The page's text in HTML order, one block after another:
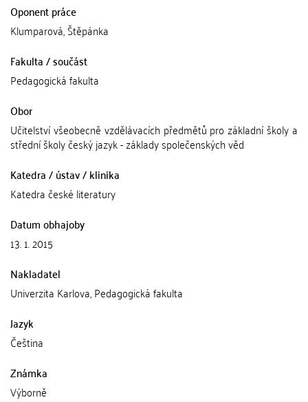
Oponent práce
Klumparová, Štěpánka
Fakulta / součást
Pedagogická fakulta
Obor
Učitelství všeobecně vzdělávacích předmětů pro základní školy a
střední školy český jazyk - základy společenských věd
Katedra / ústav / klinika
Katedra české literatury
Datum obhajoby
13. 1. 2015
Nakladatel
Univerzita Karlova, Pedagogická fakulta
Jazyk
Čeština
Známka
Výborně